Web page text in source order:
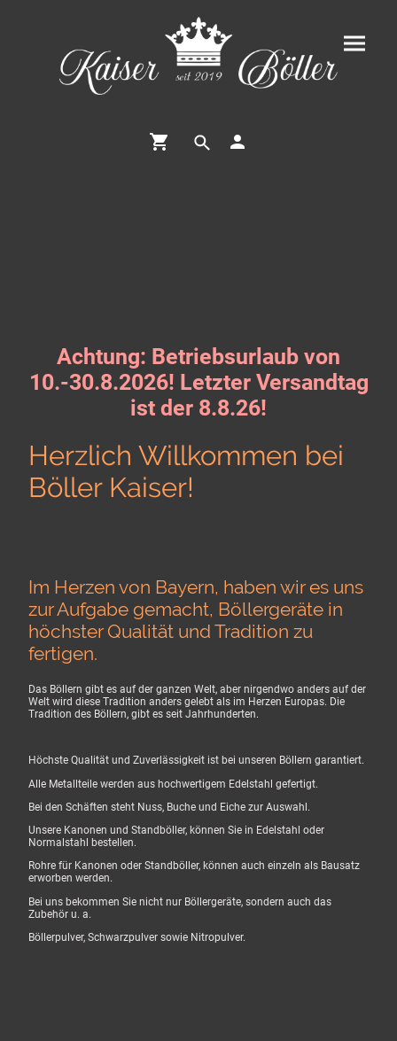
Achtung: Betriebsurlaub von
10.-30.8.2026! Letzter Versandtag
ist der 8.8.26!
Herzlich Willkommen bei
Böller Kaiser!
Im Herzen von Bayern, haben wir es uns
zur Aufgabe gemacht, Böllergeräte in
höchster Qualität und Tradition zu
fertigen.
Das Böllern gibt es auf der ganzen Welt, aber nirgendwo anders auf der
Welt wird diese Tradition anders gelebt als im Herzen Europas. Die
Tradition des Böllern, gibt es seit Jahrhunderten.
Höchste Qualität und Zuverlässigkeit ist bei unseren Böllern garantiert.
Alle Metallteile werden aus hochwertigem Edelstahl gefertigt.
Bei den Schäften steht Nuss, Buche und Eiche zur Auswahl.
Unsere Kanonen und Standböller, können Sie in Edelstahl oder
Normalstahl bestellen.
Rohre für Kanonen oder Standböller, können auch einzeln als Bausatz
erworben werden.
Bei uns bekommen Sie nicht nur Böllergeräte, sondern auch das
Zubehör u. a.
Böllerpulver, Schwarzpulver sowie Nitropulver.